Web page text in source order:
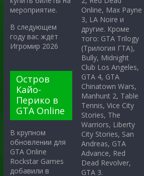
мероприятие.
В следующем
году вас ждёт
Игромир 2026
Остров
Кайо-
Перико в
GTA Online
В крупном
обновлении для
GTA Online
Rockstar Games
добавили в
Online, Max Payne
3, LA Noire и
другие. Кроме
того: GTA Trilogy
(Трилогия ГТА),
Bully, Midnight
Club Los Angeles,
GTA 4, GTA
Chinatown Wars,
Manhunt 2, Table
Tennis, Vice City
Stories, The
Warriors, Liberty
City Stories, San
Andreas, GTA
Advance, Red
Dead Revolver,
GTA 3.